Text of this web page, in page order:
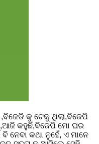
,ବିଜେଡି କୁ ଟେକୁ ଥିଲା,ବିଜେପି
କହୁଛି,ବିଜେପି ମୋ ଘର
ନେବା କଥା ନୁହେଁ, ଏ ମାନେ